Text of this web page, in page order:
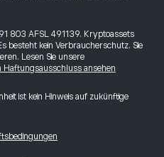
803 AFSL 491139. Kryptoassets
besteht kein Verbraucherschutz. Sie
Lesen Sie unsere
Haftungsausschluss ansehen
ist kein Hinweis auf zukünftige